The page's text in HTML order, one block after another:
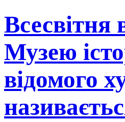
Всесвітня
Музею
відомого